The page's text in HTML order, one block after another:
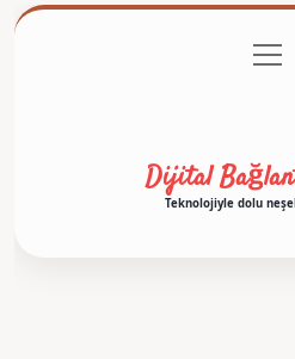
Gizlilik
aç
Dijital
Teknolojiyle dolu